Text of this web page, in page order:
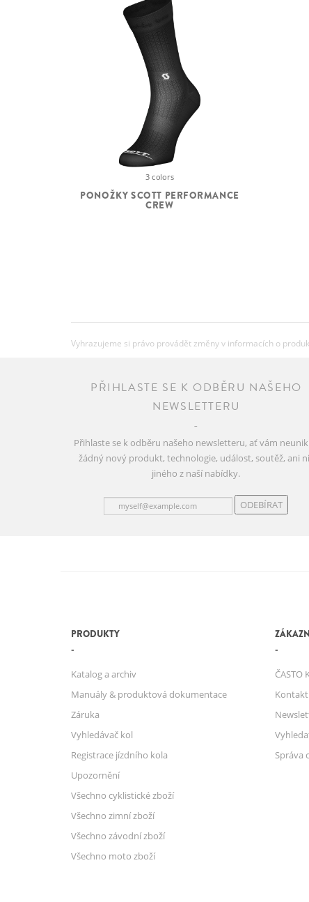
3 colors
PONOŽKY SCOTT PERFORMANCE
CREW
Vyhrazujeme si právo provádět změny v informacích o
PŘIHLASTE SE K ODBĚRU NAŠEHO
NEWSLETTERU
Přihlaste se k odběru našeho newsletteru, ať vám
žádný nový produkt, technologie, událost, soutěž, ani
jiného z naší nabídky.
ODEBÍRAT
PRODUKTY
Katalog a archiv
Manuály & produktová dokumentace
Záruka
Vyhledávač kol
Registrace jízdního kola
Upozornění
Všechno cyklistické zboží
Všechno zimní zboží
Všechno závodní zboží
Všechno moto zboží
ČASTO
Kontakt
Správa